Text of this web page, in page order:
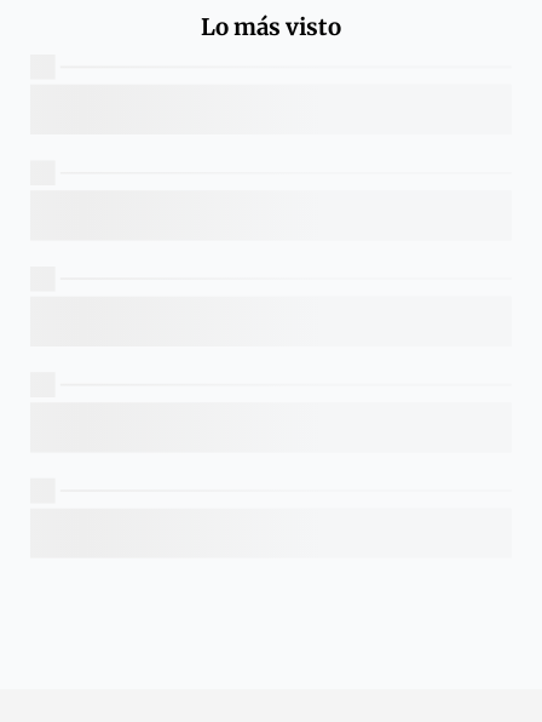
Lo más visto